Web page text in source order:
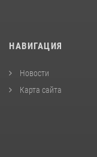
НАВИГАЦИЯ
Новости
Карта сайта